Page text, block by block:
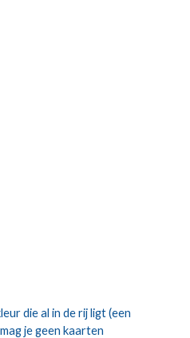
die al in de rij ligt (een
je geen kaarten